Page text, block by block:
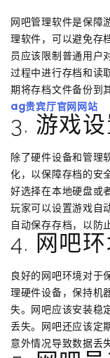
网吧管理软件是保障
理软件，可以避免存
员应该限制普通用户
过程中进行存档和读
期将存档文件备份到
ag贵宾厅官网网站
3. 游戏
除了硬件设备和管理
化，以保障存档的安
好选择在本地硬盘或
玩家可以设置游戏自
自动保存存档，以防
4. 网吧
良好的网吧环境对于
理硬件设备，保持机
失。网吧应该安装稳
丢失。网吧还应该定
意外情况导致数据丢失